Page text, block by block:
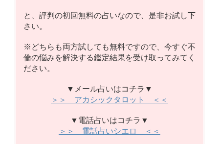
と、評判の初回無料の占いなので、是非お試し下
さい。
※どちらも両方試しても無料ですので、今すぐ不
倫の悩みを解決する鑑定結果を受け取ってみてく
ださい。
▼メール占いはコチラ▼
＞＞ アカシックタロット ＜＜
▼電話占いはコチラ▼
＞＞ 電話占いシエロ ＜＜